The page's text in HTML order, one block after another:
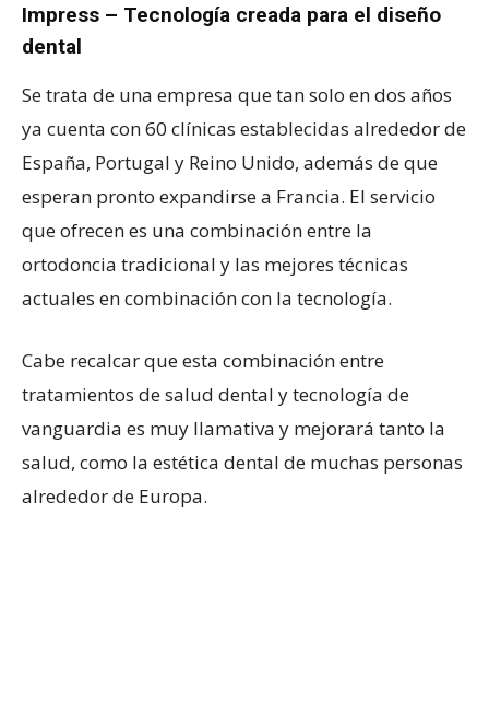
Impress – Tecnología creada para el diseño
dental
Se trata de una empresa que tan solo en dos años
ya cuenta con 60 clínicas establecidas alrededor de
España, Portugal y Reino Unido, además de que
esperan pronto expandirse a Francia. El servicio
que ofrecen es una combinación entre la
ortodoncia tradicional y las mejores técnicas
actuales en combinación con la tecnología.
Cabe recalcar que esta combinación entre
tratamientos de salud dental y tecnología de
vanguardia es muy llamativa y mejorará tanto la
salud, como la estética dental de muchas personas
alrededor de Europa.